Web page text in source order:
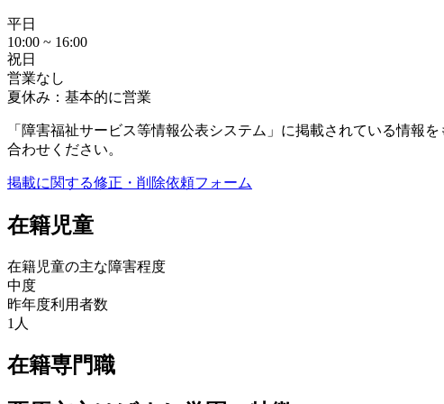
平日
10:00 ~ 16:00
祝日
営業なし
夏休み：基本的に営業
「障害福祉サービス等情報公表システム」に掲載されている情報
合わせください。
掲載に関する修正・削除依頼フォーム
在籍児童
在籍児童の主な障害程度
中度
昨年度利用者数
1人
在籍専門職